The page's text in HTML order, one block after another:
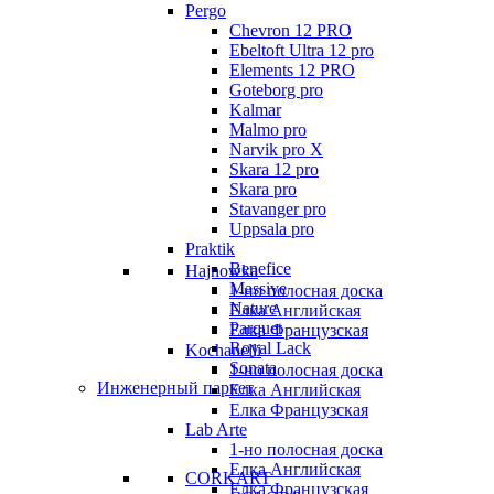
Pergo
Chevron 12 PRO
Ebeltoft Ultra 12 pro
Elements 12 PRO
Goteborg pro
Kalmar
Malmo pro
Narvik pro X
Skara 12 pro
Skara pro
Stavanger pro
Uppsala pro
Praktik
Benefice
Massive
Nature
Parquet
Royal Lack
Sonata
Инженерный паркет
Hajnowka
1-но полосная доска
Елка Английская
Елка Французская
Kochanelli
1-но полосная доска
Елка Английская
Елка Французская
Lab Arte
1-но полосная доска
Елка Английская
Елка Французская
CORKART